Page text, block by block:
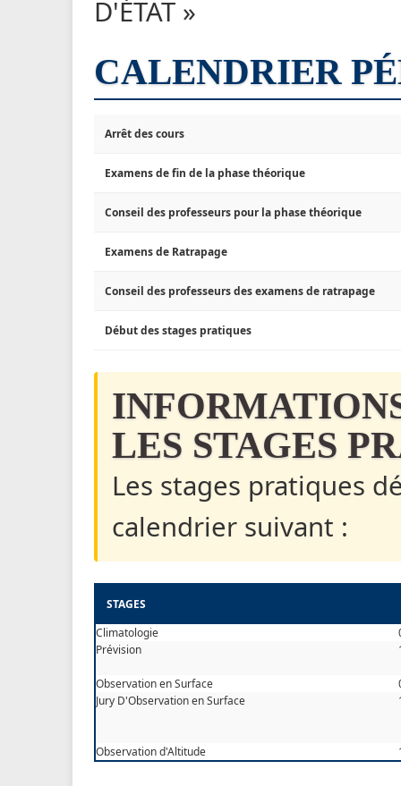
D'ÉTAT »
CALENDRIER
Arrêt des cours
Examens de fin de la phase théorique
Conseil des professeurs pour la phase théorique
Examens de Ratrapage
Conseil des professeurs des examens de ratrapage
Début des stages pratiques
LES STAGES
Les stages pratiques
calendrier suivant :
STAGES
Climatologie
Prévision
Observation en Surface
Jury D'Observation en Surface
Observation d'Altitude